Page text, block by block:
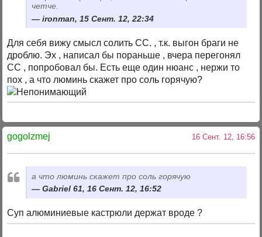
четче.
ironman, 15 Сент. 12, 22:34
Для себя вижу смысл солить СС. , т.к. выгон браги не
дроблю. Эх , написал бы пораньше , вчера перегонял
СС , попробовал бы. Есть еще один нюанс , нержи то
пох , а что люминь скажет про соль горячую?
gogolzmej 16 Сент. 12, 16:56
а что люминь скажет про соль горячую
Gabriel 61, 16 Сент. 12, 16:52
Суп алюминиевые кастрюли держат вроде ?